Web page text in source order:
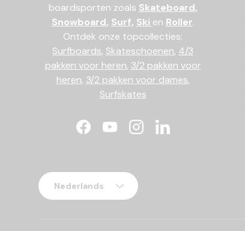
boardsporten zoals Skateboard,
Snowboard, Surf, Ski en Roller.
Ontdek onze topcollecties:
Surfboards, Skateschoenen, 4/3
pakken voor heren, 3/2 pakken voor
heren, 3/2 pakken voor dames,
Surfskates
FacebookYouTubeInstagramLinkedIn
Taal
Nederlands